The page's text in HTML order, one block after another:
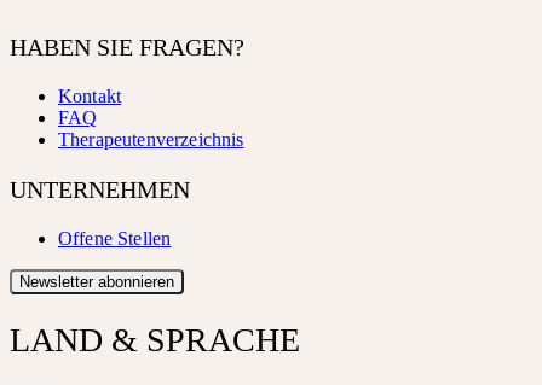
HABEN SIE FRAGEN?
Kontakt
FAQ
Therapeutenverzeichnis
UNTERNEHMEN
Offene Stellen
Newsletter abonnieren
LAND & SPRACHE